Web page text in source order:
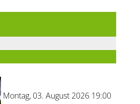
Montag, 03. August 2026 19:00